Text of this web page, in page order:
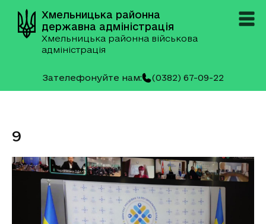
Хмельницька районна
державна адміністрація
Хмельницька районна військова
адміністрація
Зателефонуйте нам: (0382) 67-09-22
9